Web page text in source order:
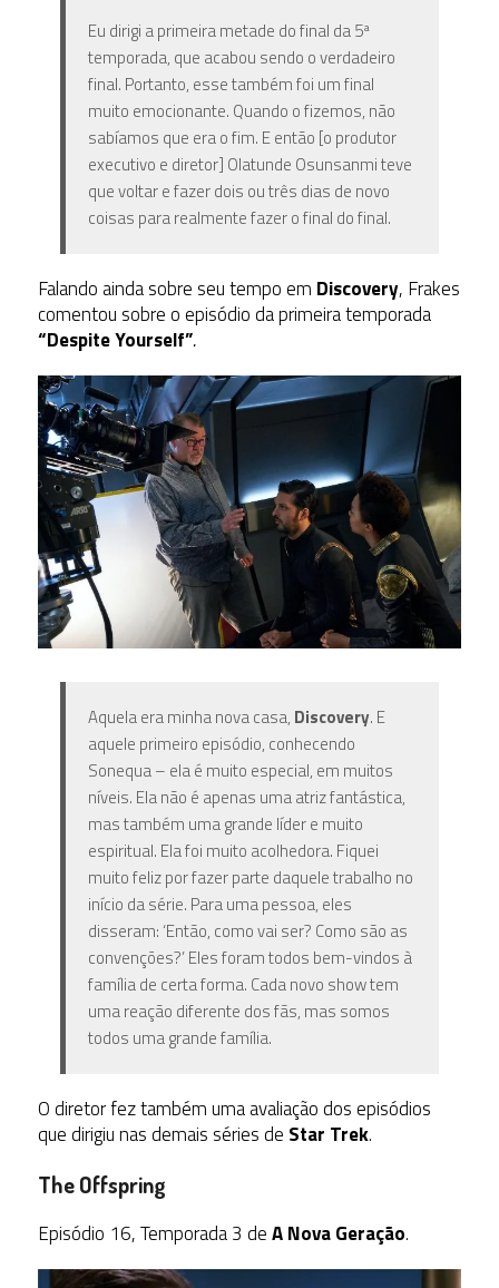
Eu dirigi a primeira metade do final da 5ª
temporada, que acabou sendo o verdadeiro
final. Portanto, esse também foi um final
muito emocionante. Quando o fizemos, não
sabíamos que era o fim. E então [o produtor
executivo e diretor] Olatunde Osunsanmi teve
que voltar e fazer dois ou três dias de novo
coisas para realmente fazer o final do final.
Falando ainda sobre seu tempo em Discovery, Frakes
comentou sobre o episódio da primeira temporada
“Despite Yourself”.
Aquela era minha nova casa, Discovery. E
aquele primeiro episódio, conhecendo
Sonequa – ela é muito especial, em muitos
níveis. Ela não é apenas uma atriz fantástica,
mas também uma grande líder e muito
espiritual. Ela foi muito acolhedora. Fiquei
muito feliz por fazer parte daquele trabalho no
início da série. Para uma pessoa, eles
disseram: ‘Então, como vai ser? Como são as
convenções?’ Eles foram todos bem-vindos à
família de certa forma. Cada novo show tem
uma reação diferente dos fãs, mas somos
todos uma grande família.
O diretor fez também uma avaliação dos episódios
que dirigiu nas demais séries de Star Trek.
The Offspring
Episódio 16, Temporada 3 deA Nova Geração.